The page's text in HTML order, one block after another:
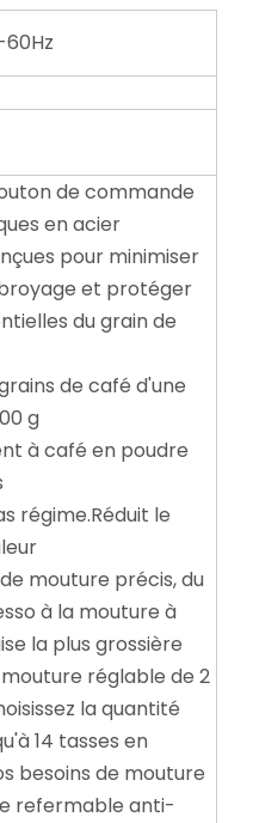
de commande
en acier
pour minimiser
et protéger
du grain de
de café d'une
g
à café en poudre
régime.Réduit le
mouture précis, du
à la mouture à
la plus grossière
réglable de 2
la quantité
14 tasses en
besoins de mouture
refermable anti-